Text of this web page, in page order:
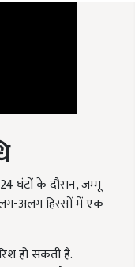
घंटों के दौरान, जम्मू
अलग हिस्सों में एक
बढ़ सकता है.